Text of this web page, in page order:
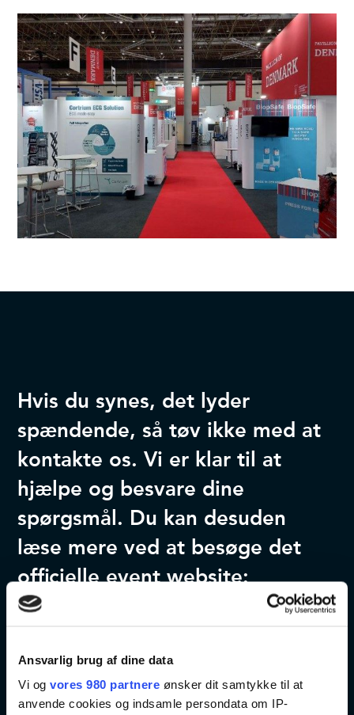
Ansvarlig brug af dine data
Vi og vores 980 partnere ønsker dit samtykke til at
anvende cookies og indsamle persondata om IP-
Hvis du synes, det lyder
spændende, så tøv ikke med at
kontakte os. Vi er klar til at
hjælpe og besvare dine
spørgsmål. Du kan desuden
læse mere ved at besøge det
officielle event website:
Event website: Medica 2023